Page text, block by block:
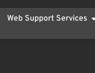
Web Support Services